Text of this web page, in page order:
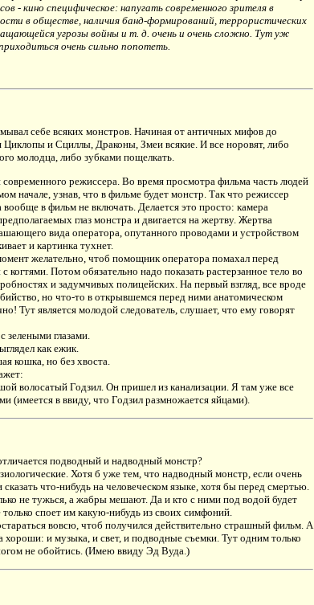
- кино специфическое: напугать современного зрителя в
в обществе, наличия банд-формирований, террористических
угрозы войны и т. д. очень и очень сложно. Тут уж
очень сильно попотеть.
себе всяких монстров. Начиная от античных мифов до
Циклопы и Сциллы, Драконы, Змеи всякие. И все норовят, либо
молодца, либо зубками пощелкать.
современного режиссера. Во время просмотра фильма часть людей
начале, узнав, что в фильме будет монстр. Так что режиссер
в фильм не включать. Делается это просто: камера
глаз монстра и двигается на жертву. Жертва
вида оператора, опутанного проводами и устройством
и картинка тухнет.
желательно, чтоб помощник оператора помахал перед
когтями. Потом обязательно надо показать растерзанное тело во
и задумчивых полицейских. На первый взгляд, все вроде
но что-то в открывшемся перед ними анатомическом
Тут является молодой следователь, слушает, что ему говорят
зелеными глазами.
как ежик.
кошка, но без хвоста.
волосатый Годзил. Он пришел из канализации. Я там уже все
(имеется в ввиду, что Годзил размножается яйцами).
подводный и надводный монстр?
Хотя б уже тем, что надводный монстр, если очень
что-нибудь на человеческом языке, хотя бы перед смертью.
не тужься, а жабры мешают. Да и кто с ними под водой будет
только споет им какую-нибудь из своих симфоний.
вовсю, чтоб получился действительно страшный фильм. А
хороши: и музыка, и свет, и подводные съемки. Тут одним только
не обойтись. (Имею ввиду Эд Вуда.)